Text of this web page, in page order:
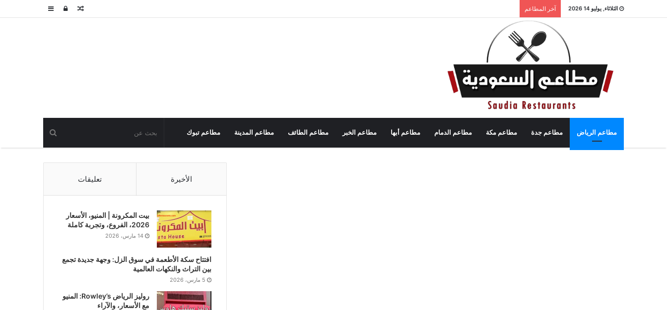
الثلاثاء, يوليو 14 2026 آخر المطاعم عمودتسجيلمقال
مطاعم الرياض مطاعم جدة مطاعم مكة مطاعم الدمام مطاعم أبها مطاعم الخبر مطاعم الطائف مطاعم المدينة مطاعم تبوك
الأخيرة تعليقات
بيت المكرونة | المنيو، الأسعار
2026، الفروع، وتجربة كاملة
14 مارس، 2026
افتتاح سكة الأطعمة في سوق الزل: وجهة جديدة تجمع
بين التراث والنكهات العالمية
5 مارس، 2026
روليز الرياض Rowley’s: المنيو
مع الأسعار، والآراء